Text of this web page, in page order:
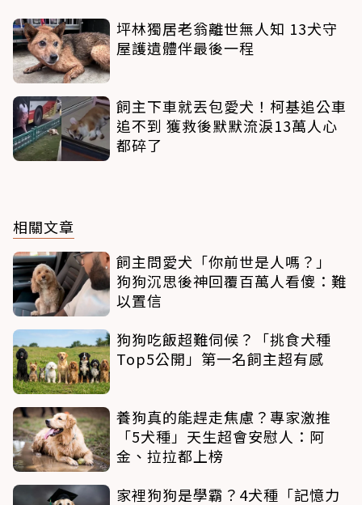
坪林獨居老翁離世無人知 13犬守
屋護遺體伴最後一程
飼主下車就丟包愛犬！柯基追公車
追不到 獲救後默默流淚13萬人心
都碎了
相關文章
飼主問愛犬「你前世是人嗎？」
狗狗沉思後神回覆百萬人看傻：難
以置信
狗狗吃飯超難伺候？「挑食犬種
Top5公開」第一名飼主超有感
養狗真的能趕走焦慮？專家激推
「5犬種」天生超會安慰人：阿
金、拉拉都上榜
家裡狗狗是學霸？4犬種「記憶力